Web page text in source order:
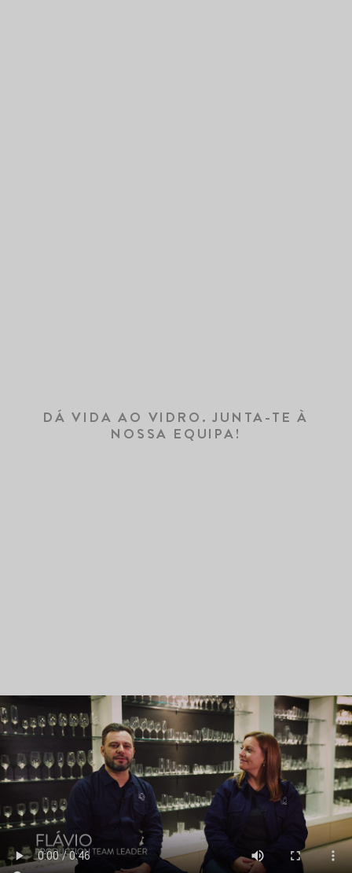
DÁ VIDA AO VIDRO. JUNTA-TE À
NOSSA EQUIPA!